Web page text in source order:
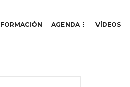
FORMACIÓN AGENDA VÍDEOS